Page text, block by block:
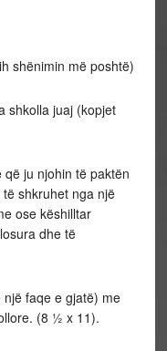
shënimin më poshtë)
shkolla juaj (kopjet
ju njohin të paktën
shkruhet nga një
ose këshilltar
dhe të
faqe e gjatë) me
(8 ½ x 11).